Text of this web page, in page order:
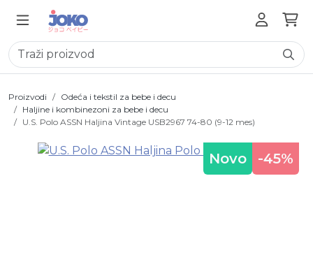
Proizvodi
Odeća i tekstil za bebe i decu
Haljine i kombinezoni za bebe i decu
U.S. Polo ASSN Haljina Vintage USB2967 74-80 (9-12 mes)
Novo -45%